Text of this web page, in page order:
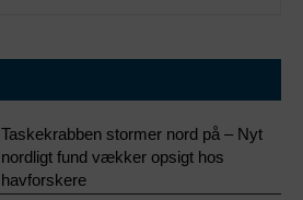
Taskekrabben stormer nord på – Nyt
nordligt fund vækker opsigt hos
havforskere